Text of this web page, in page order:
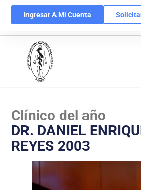
Ingresar A Mi Cuenta
Clínico del año
DR. DANIEL
REYES 2003